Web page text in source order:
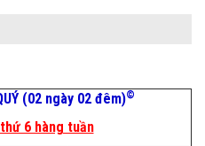
(02 ngày 02 đêm)©
6 hàng tuần